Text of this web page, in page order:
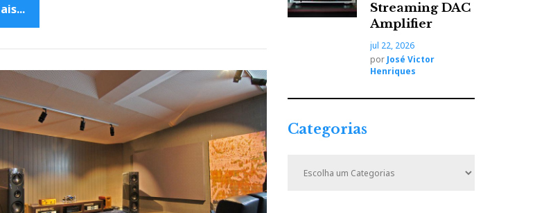
Streaming DAC
Amplifier
jul 22, 2026
por José Victor
Henriques
Categorias